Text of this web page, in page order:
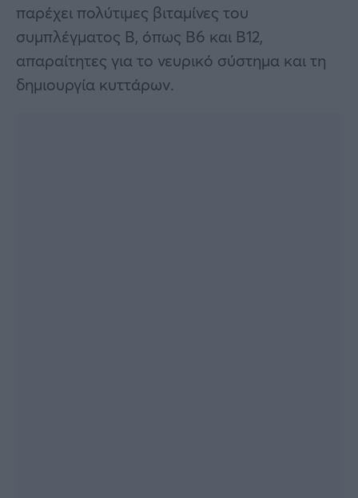
παρέχει πολύτιμες βιταμίνες του
συμπλέγματος Β, όπως B6 και B12,
απαραίτητες για το νευρικό σύστημα και τη
δημιουργία κυττάρων.